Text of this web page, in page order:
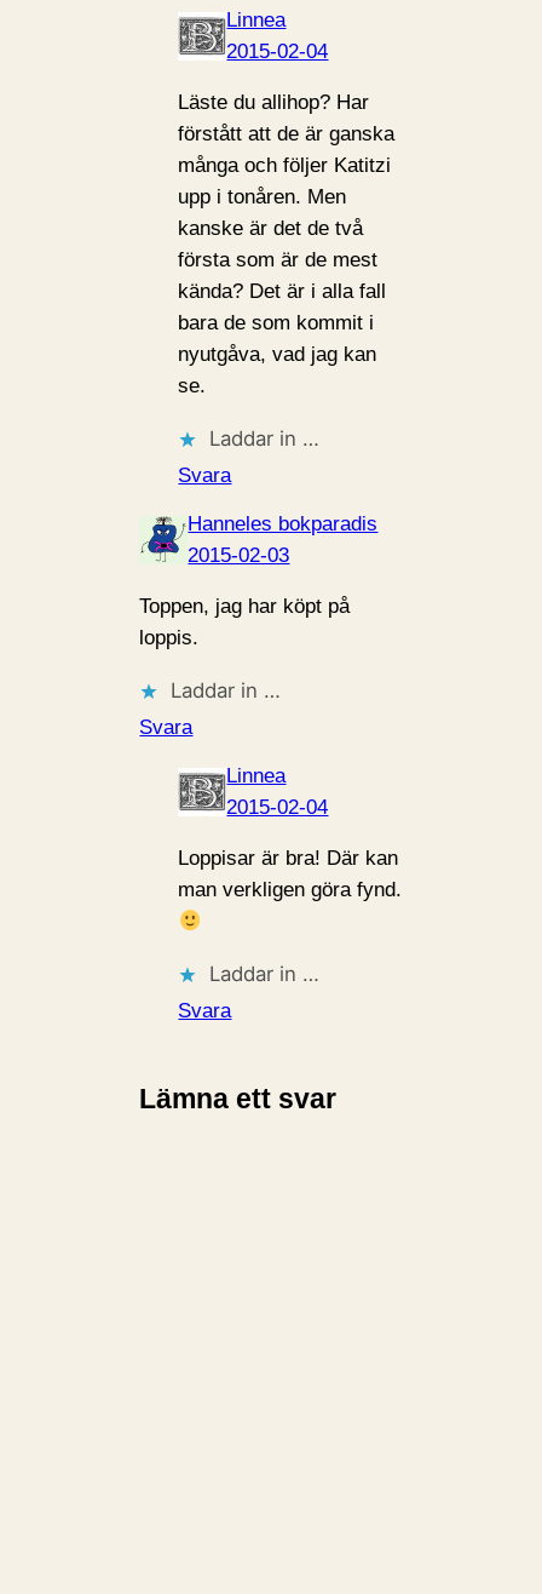
Linnea
2015-02-04
Läste du allihop? Har
förstått att de är ganska
många och följer Katitzi
upp i tonåren. Men
kanske är det de två
första som är de mest
kända? Det är i alla fall
bara de som kommit i
nyutgåva, vad jag kan
se.
Laddar in …
Svara
Hanneles bokparadis
2015-02-03
Toppen, jag har köpt på
loppis.
Laddar in …
Svara
Linnea
2015-02-04
Loppisar är bra! Där kan
man verkligen göra fynd.
Laddar in …
Svara
Lämna ett svar